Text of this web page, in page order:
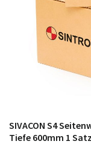
SIVACON S4
Tiefe 600mm 1